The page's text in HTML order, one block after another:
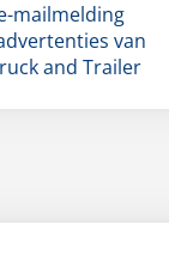
mailmelding
van
and Trailer